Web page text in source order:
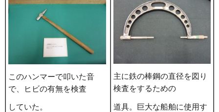
このハンマーで叩いた音
で、ヒビの有無を検査
していた。
主に鉄の棒鋼の直径を図り
検査をするための
道具。巨大な船舶に使用す